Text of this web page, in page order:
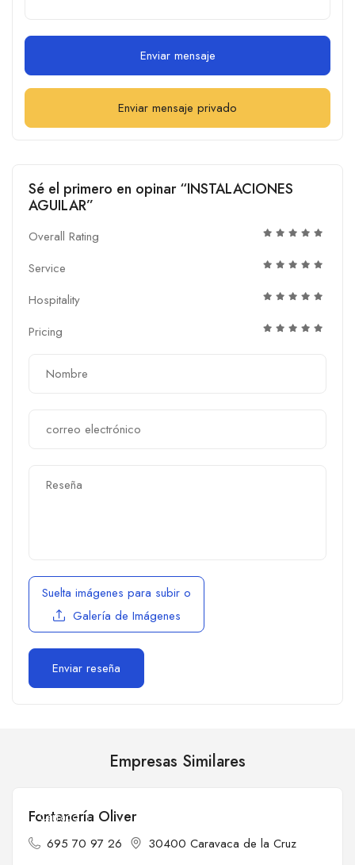
Enviar mensaje
Enviar mensaje privado
Sé el primero en opinar “INSTALACIONES
AGUILAR”
Overall Rating
Service
Hospitality
Pricing
Suelta imágenes para subir o
Galería de Imágenes
Empresas Similares
Cerrado
Fontanería Oliver
695 70 97 26 30400 Caravaca de la Cruz